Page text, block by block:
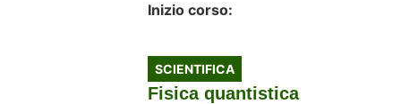
Inizio corso:
SCIENTIFICA
Fisica quantistica